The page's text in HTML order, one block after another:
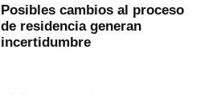
Posibles cambios al proceso
de residencia generan
incertidumbre